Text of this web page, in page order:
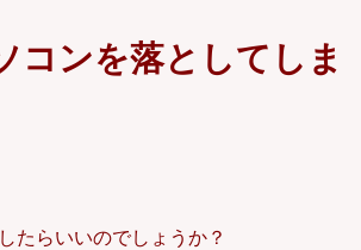
コンを落としてしま
たらいいのでしょうか？